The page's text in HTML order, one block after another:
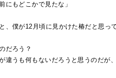
にもどこかで見たな」
、僕が12月頃に見かけた椿だと思っ
だろう？
違うも何もないだろうと思うのだが